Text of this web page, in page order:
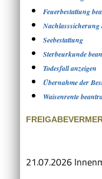
Feuerbestattung
Nachlasssicherung
Seebestattung
Sterbeurkunde
Todesfall anzeigen
Übernahme der
Waisenrente
21.07.2026